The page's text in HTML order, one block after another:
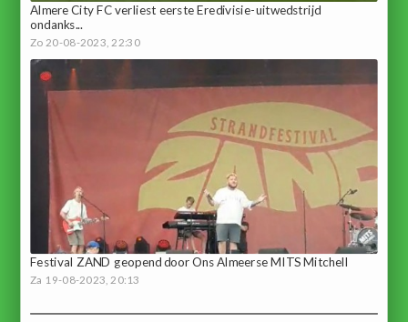
Almere City FC verliest eerste Eredivisie-uitwedstrijd
ondanks...
Zo 20-08-2023, 22:30
Festival ZAND geopend door Ons Almeerse MITS Mitchell
Za 19-08-2023, 20:13